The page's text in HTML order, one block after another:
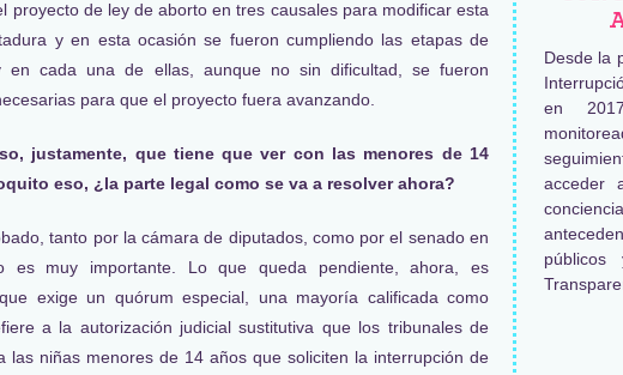
proyecto de ley de aborto en tres causales para modificar esta
y en esta ocasión se fueron cumpliendo las etapas de
en cada una de ellas, aunque no sin dificultad, se fueron
para que el proyecto fuera avanzando.
justamente, que tiene que ver con las menores de 14
eso, ¿la parte legal como se va a resolver ahora?
tanto por la cámara de diputados, como por el senado en
es muy importante. Lo que queda pendiente, ahora, es
exige un quórum especial, una mayoría calificada como
a la autorización judicial sustitutiva que los tribunales de
las niñas menores de 14 años que soliciten la interrupción de
Desde la
en
acceder